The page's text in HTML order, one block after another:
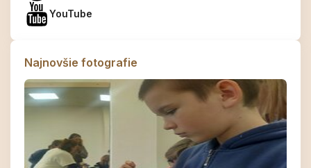
YouTube
Najnovšie fotografie